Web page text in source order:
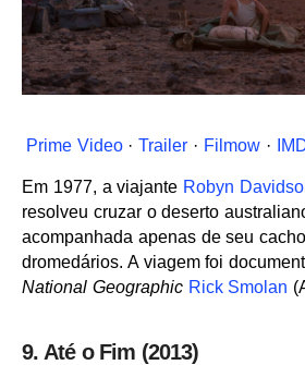
Prime Video·Trailer · Filmow·
Em 1977, a viajante Robyn
resolveu cruzar o deserto
acompanhada apenas de seu
dromedários. A viagem foi
National Geographic Rick Smolan
9. Até o Fim (2013)